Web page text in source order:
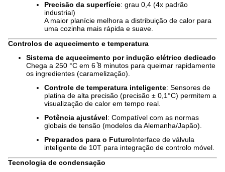
Precisão da superfície: grau 0,4 (4x padrão
industrial)
A maior planície melhora a distribuição de calor para
uma cozinha mais rápida e suave.
Controlos de aquecimento e temperatura
Sistema de aquecimento por indução elétrico dedicado
Chega a 250 °C em 6 ̊8 minutos para queimar rapidamente
os ingredientes (caramelização).
Controle de temperatura inteligente: Sensores de
platina de alta precisão (precisão ± 0,1°C) permitem a
visualização de calor em tempo real.
Potência ajustável: Compatível com as normas
globais de tensão (modelos da Alemanha/Japão).
Preparados para o FuturoInterface de válvula
inteligente de 10T para integração de controlo móvel.
Tecnologia de condensação